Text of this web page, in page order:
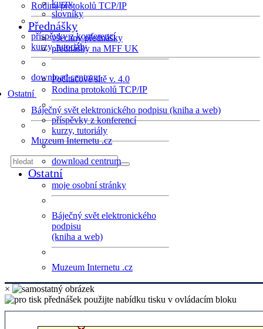
Rodina protokolů TCP/IP
příspěvky z konferencí
kurzy, tutoriály
download centrum
Ostatní
Báječný svět elektronického podpisu (kniha a web)
Muzeum Internetu .cz
kurzy
slovníky
Přednášky
všechny přednášky
přednášky na MFF UK
Počítačové sítě v. 4.0
Rodina protokolů TCP/IP
příspěvky z konferencí
kurzy, tutoriály
download centrum
Ostatní
moje osobní stránky
Báječný svět elektronického
podpisu
(kniha a web)
Muzeum Internetu .cz
×